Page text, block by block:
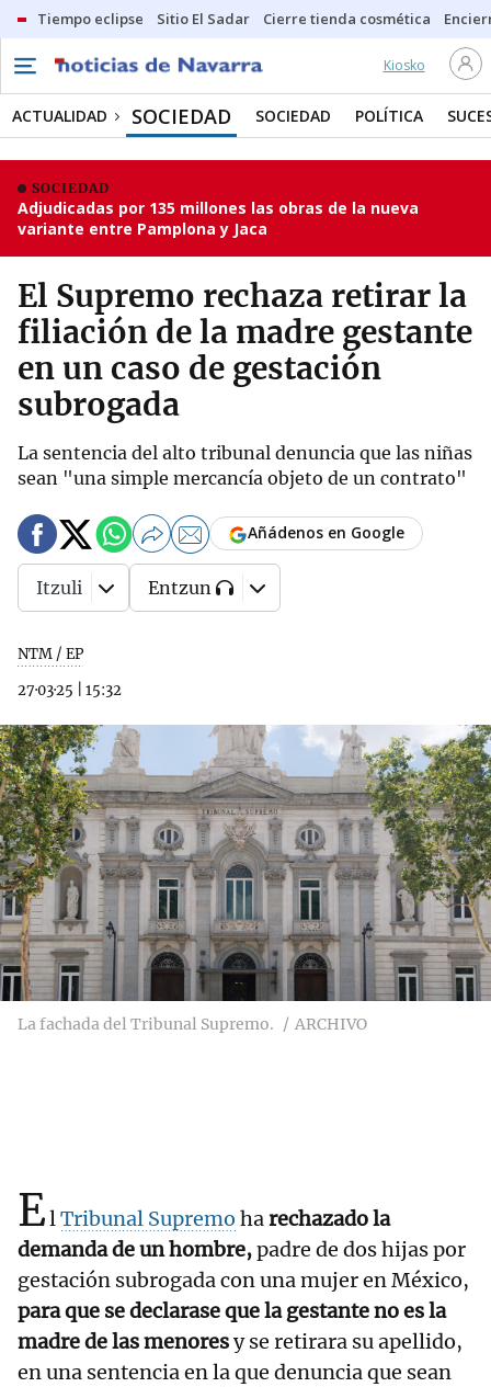
Tiempo eclipse Sitio El Sadar Cierre tienda cosmética
Kiosko
ACTUALIDAD SOCIEDAD SOCIEDAD POLÍTICA
SOCIEDAD
Adjudicadas por 135 millones las obras de la nueva
variante entre Pamplona y Jaca
El Supremo rechaza retirar la
filiación de la madre gestante
en un caso de gestación
subrogada
La sentencia del alto tribunal denuncia que las niñas
sean "una simple mercancía objeto de un contrato"
NTM / EP
27·03·25
15:32
Añádenos en Google
Itzuli Entzun
La fachada del Tribunal Supremo. ARCHIVO
ElTribunal Supremo harechazado la
demanda de un hombre,padre de dos hijas por
gestación subrogada con una mujer en México,
para que se declarase que la gestante no es la
madre de las menoresy se retirara su apellido,
en una sentencia en la que denuncia que sean